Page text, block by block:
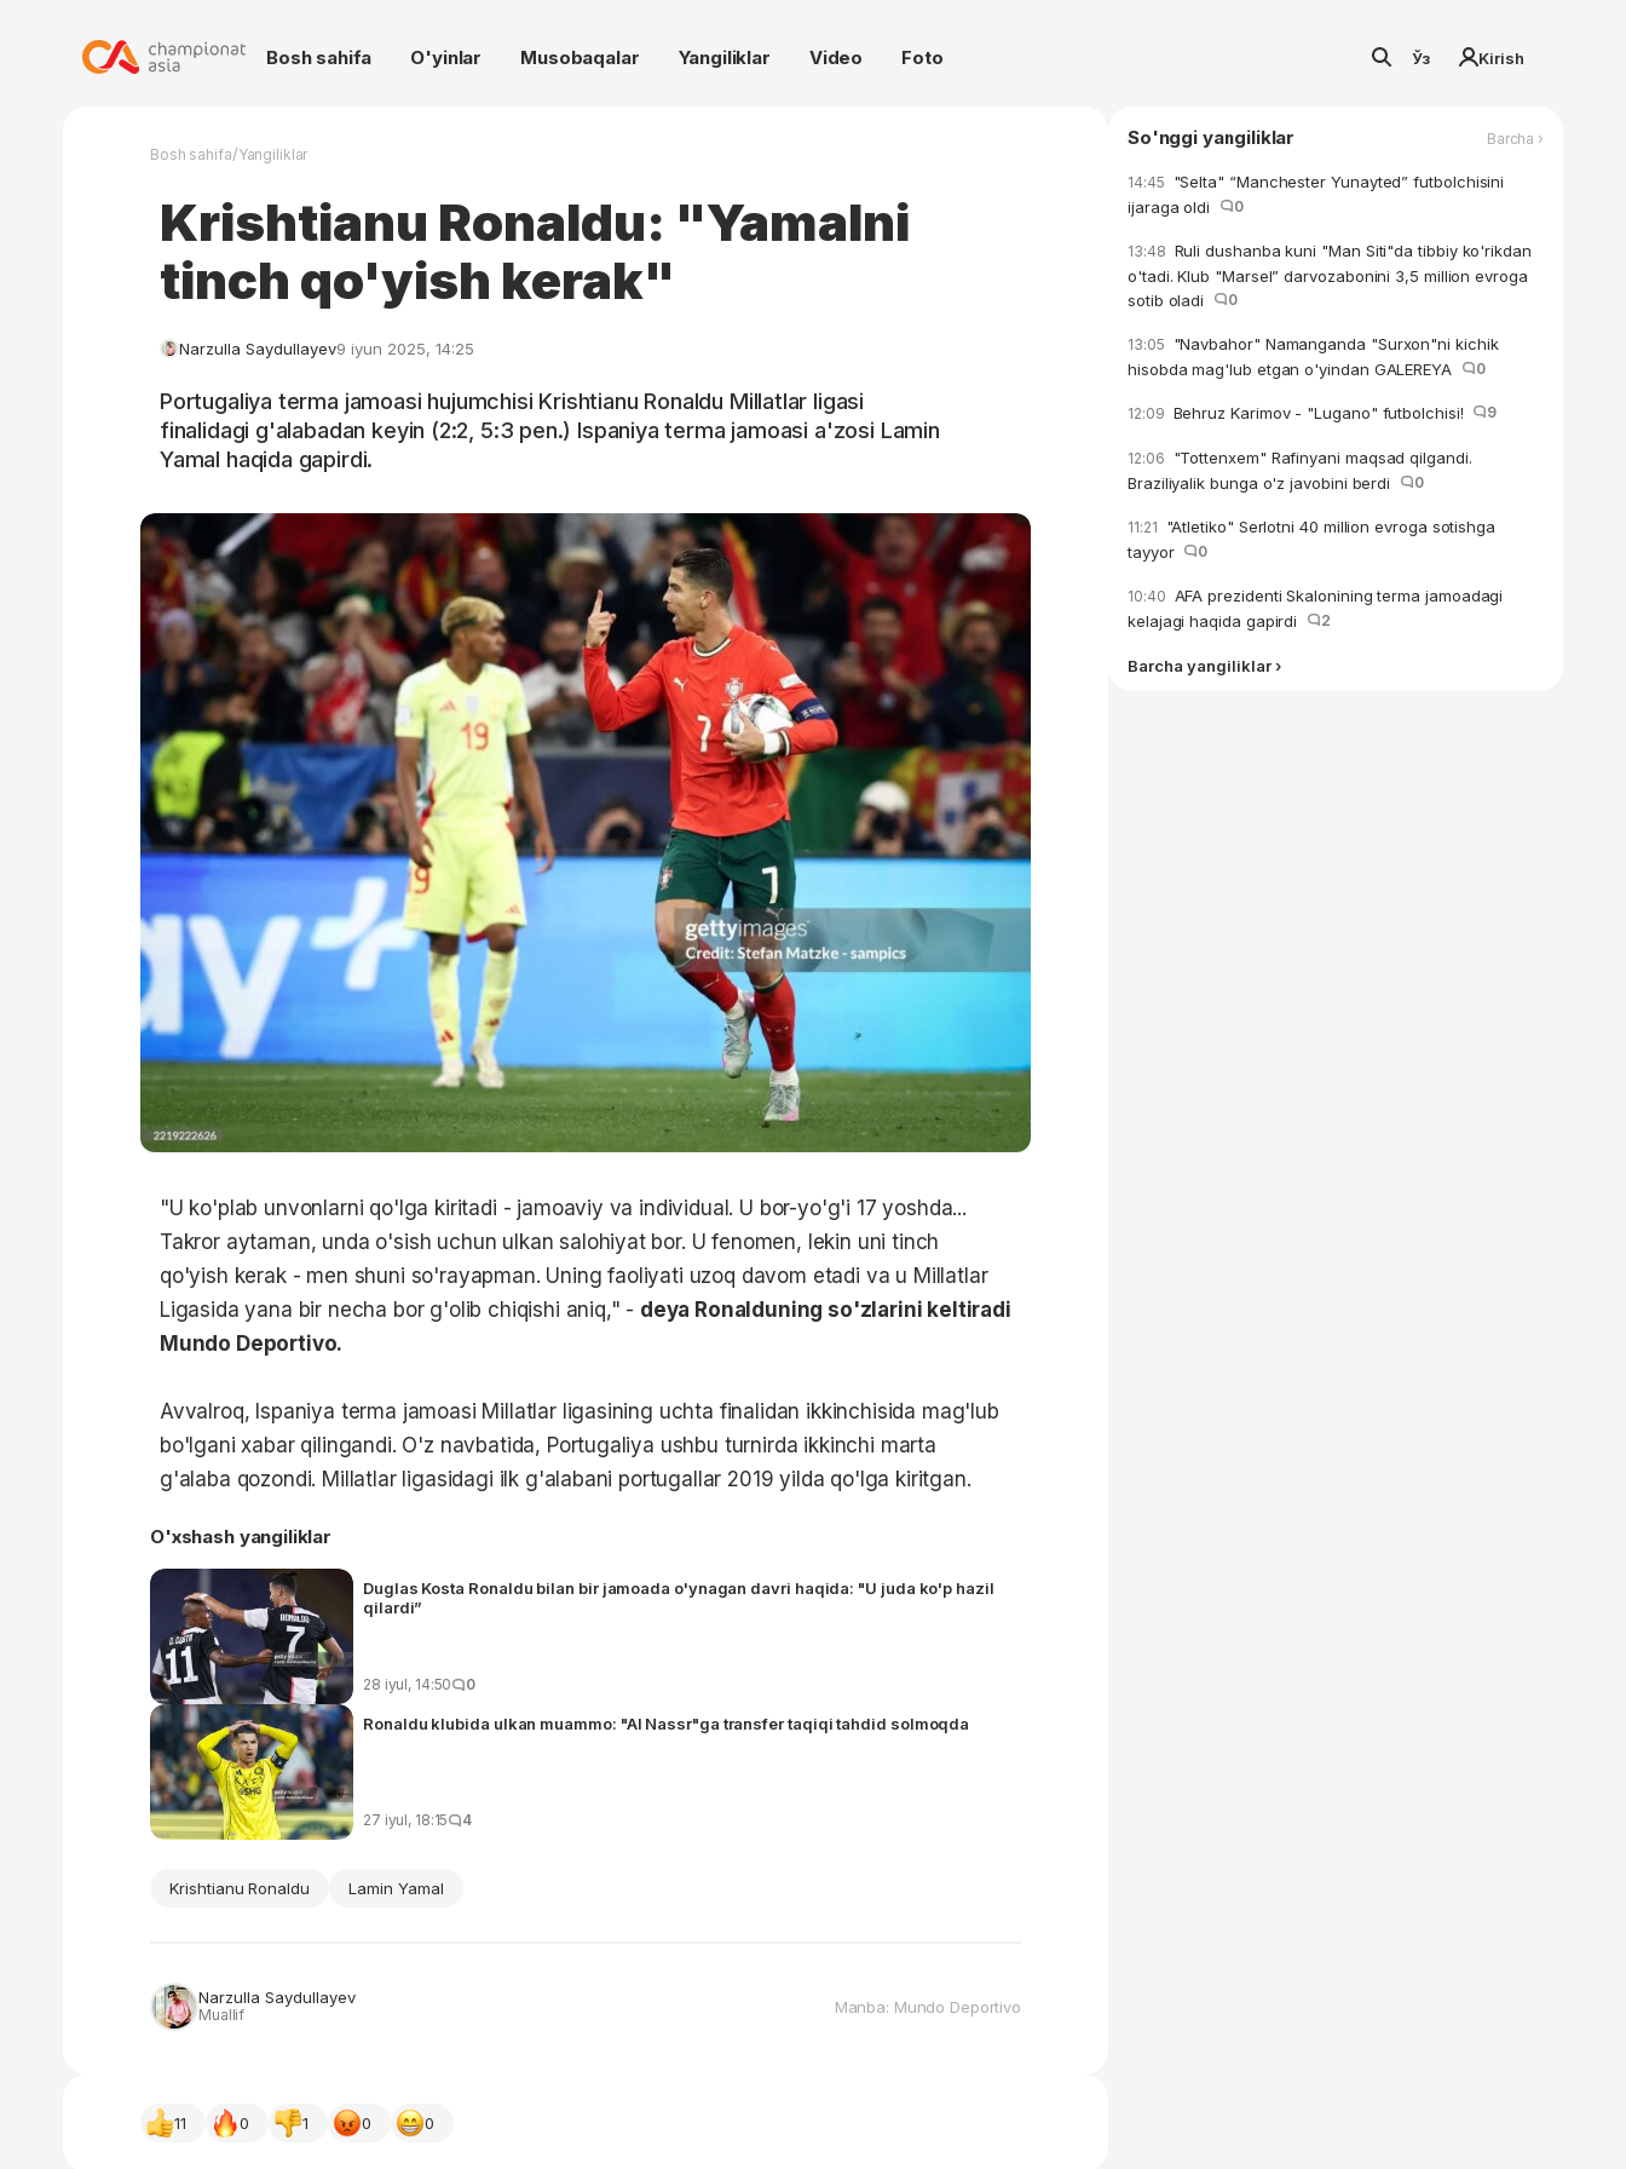
Bosh sahifa O'yinlar Musobaqalar Yangiliklar Video Foto Ўз Kirish
Bosh sahifa/Yangiliklar
Krishtianu Ronaldu: "Yamalni
tinch qo'yish kerak"
Narzulla Saydullayev9 iyun 2025, 14:25
Portugaliya terma jamoasi hujumchisi Krishtianu Ronaldu Millatlar ligasi
finalidagi g'alabadan keyin (2:2, 5:3 pen.) Ispaniya terma jamoasi a'zosi Lamin
Yamal haqida gapirdi.
"U ko'plab unvonlarni qo'lga kiritadi - jamoaviy va individual. U bor-yo'g'i 17 yoshda...
Takror aytaman, unda o'sish uchun ulkan salohiyat bor. U fenomen, lekin uni tinch
qo'yish kerak - men shuni so'rayapman. Uning faoliyati uzoq davom etadi va u Millatlar
Ligasida yana bir necha bor g'olib chiqishi aniq," - deya Ronalduning so'zlarini keltiradi
Mundo Deportivo.
Avvalroq, Ispaniya terma jamoasi Millatlar ligasining uchta finalidan ikkinchisida mag'lub
bo'lgani xabar qilingandi. O'z navbatida, Portugaliya ushbu turnirda ikkinchi marta
g'alaba qozondi. Millatlar ligasidagi ilk g'alabani portugallar 2019 yilda qo'lga kiritgan.
O'xshash yangiliklar
Duglas Kosta Ronaldu bilan bir jamoada o'ynagan davri haqida: "U juda ko'p hazil
qilardi”
28 iyul, 14:50 0
Ronaldu klubida ulkan muammo: "Al Nassr"ga transfer taqiqi tahdid solmoqda
27 iyul, 18:15 4
Krishtianu Ronaldu Lamin Yamal
Narzulla Saydullayev
Muallif Manba: Mundo Deportivo
11 0 1 0 0
So'nggi yangiliklar Barcha ›
14:45 "Selta" “Manchester Yunayted” futbolchisini
ijaraga oldi
0
13:48 Ruli dushanba kuni "Man Siti"da tibbiy ko'rikdan
o'tadi. Klub "Marsel” darvozabonini 3,5 million evroga
sotib oladi
0
13:05 "Navbahor" Namanganda "Surxon"ni kichik
hisobda mag'lub etgan o'yindan GALEREYA
0
12:09 Behruz Karimov - "Lugano" futbolchisi! 9
12:06 "Tottenxem" Rafinyani maqsad qilgandi.
Braziliyalik bunga o'z javobini berdi
0
11:21 "Atletiko" Serlotni 40 million evroga sotishga
tayyor
0
10:40 AFA prezidenti Skalonining terma jamoadagi
kelajagi haqida gapirdi
2
Barcha yangiliklar ›